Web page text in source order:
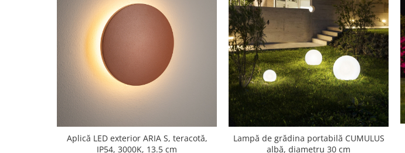
Aplică LED exterior ARIA S, teracotă,
IP54, 3000K, 13.5 cm
Lampă de grădina portabilă CUMULUS
albă, diametru 30 cm